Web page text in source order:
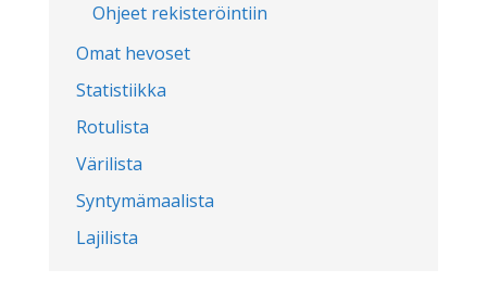
Ohjeet rekisteröintiin
Omat hevoset
Statistiikka
Rotulista
Värilista
Syntymämaalista
Lajilista